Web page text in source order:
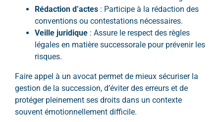
Rédaction d’actes : Participe à la rédaction des
conventions ou contestations nécessaires.
Veille juridique : Assure le respect des règles
légales en matière successorale pour prévenir les
risques.
Faire appel à un avocat permet de mieux sécuriser la
gestion de la succession, d’éviter des erreurs et de
protéger pleinement ses droits dans un contexte
souvent émotionnellement difficile.